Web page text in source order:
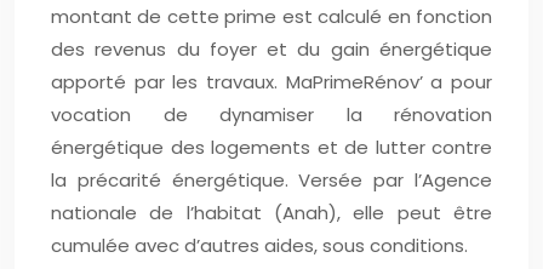
montant de cette prime est calculé en fonction
des revenus du foyer et du gain énergétique
apporté par les travaux. MaPrimeRénov’ a pour
vocation de dynamiser la rénovation
énergétique des logements et de lutter contre
la précarité énergétique. Versée par l’Agence
nationale de l’habitat (Anah), elle peut être
cumulée avec d’autres aides, sous conditions.